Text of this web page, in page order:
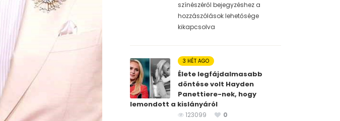
színészéről bejegyzéshez a
hozzászólások lehetősége
kikapcsolva
3 HÉT AGO
Élete legfájdalmasabb
döntése volt Hayden
Panettiere-nek, hogy
lemondott a kislányáról
123099
0